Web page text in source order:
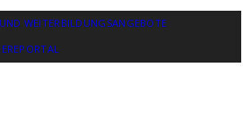
WEITERBILDUNGSANGEBOTE